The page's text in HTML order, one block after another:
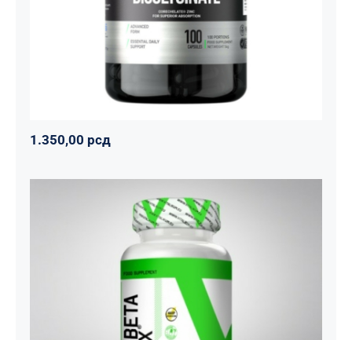
1.350,00рсд
1.350,00 рсд
CREA BETA MATRIX
Napumpanko Svi proizvodi
1.800,00 рсд